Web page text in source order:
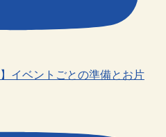
イベントごとの準備とお片